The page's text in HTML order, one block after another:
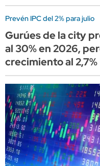
Prevén IPC del 2% para julio
Gurúes de la city
al 30% en 2026,
crecimiento al 2,7%